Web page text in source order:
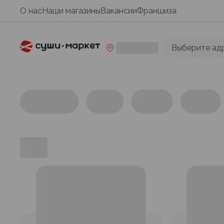
О насНаши магазиныВакансииФраншиза
Выберите